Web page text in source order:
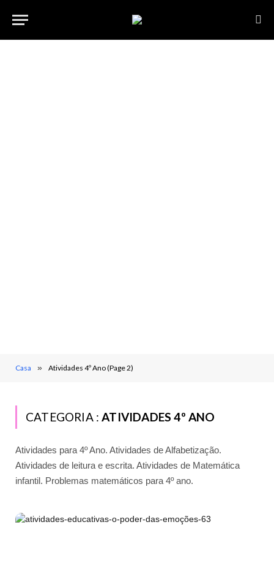
Casa » Atividades 4º Ano (Page 2)
CATEGORIA :ATIVIDADES 4º ANO
Atividades para 4º Ano. Atividades de Alfabetização.
Atividades de leitura e escrita. Atividades de Matemática
infantil. Problemas matemáticos para 4º ano.